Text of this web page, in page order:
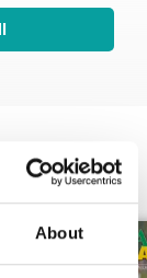
About
Visualizza tutti